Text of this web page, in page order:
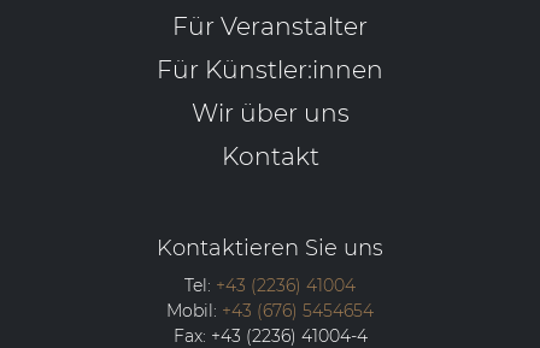
Für Veranstalter
Für Künstler:innen
Wir über uns
Kontakt
Kontaktieren Sie uns
Tel: +43 (2236) 41004
Mobil: +43 (676) 5454654
Fax: +43 (2236) 41004-4